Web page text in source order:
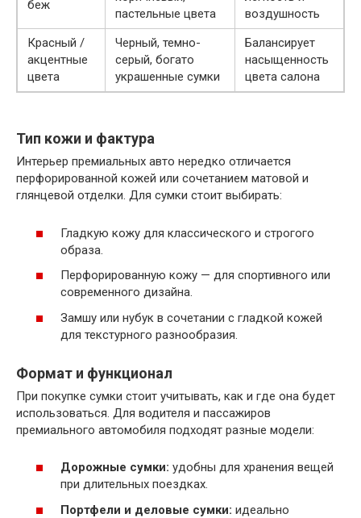
беж
пастельные цвета
воздушность
Красный /
акцентные
цвета
Черный, темно-
серый, богато
украшенные сумки
Балансирует
насыщенность
цвета салона
Тип кожи и фактура
Интерьер премиальных авто нередко отличается
перфорированной кожей или сочетанием матовой и
глянцевой отделки. Для сумки стоит выбирать:
Гладкую кожу для классического и строгого
образа.
Перфорированную кожу — для спортивного или
современного дизайна.
Замшу или нубук в сочетании с гладкой кожей
для текстурного разнообразия.
Формат и функционал
При покупке сумки стоит учитывать, как и где она будет
использоваться. Для водителя и пассажиров
премиального автомобиля подходят разные модели:
Дорожные сумки: удобны для хранения вещей
при длительных поездках.
Портфели и деловые сумки: идеально